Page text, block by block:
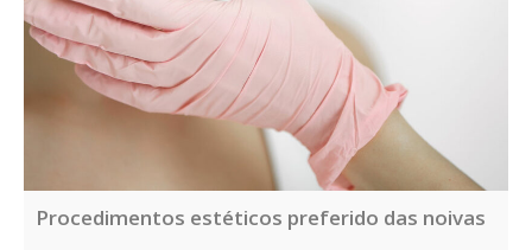
Procedimentos estéticos preferido das noivas